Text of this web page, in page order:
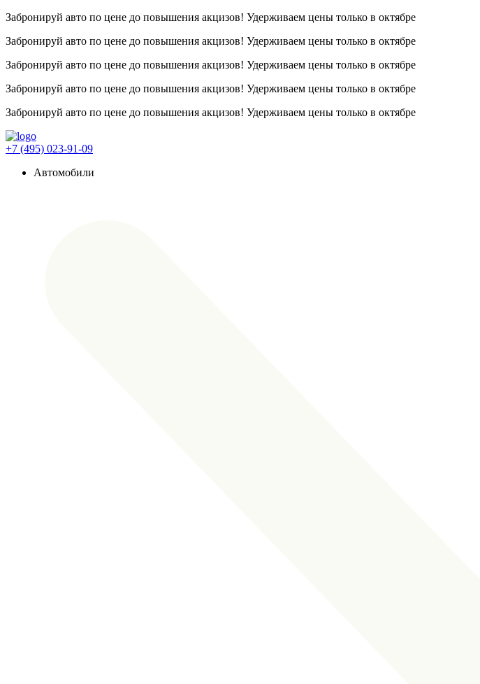
Забронируй авто по цене до повышения акцизов! Удерживаем цены только в октябре
Забронируй авто по цене до повышения акцизов! Удерживаем цены только в октябре
Забронируй авто по цене до повышения акцизов! Удерживаем цены только в октябре
Забронируй авто по цене до повышения акцизов! Удерживаем цены только в октябре
Забронируй авто по цене до повышения акцизов! Удерживаем цены только в октябре
+7 (495) 023-91-09
Автомобили